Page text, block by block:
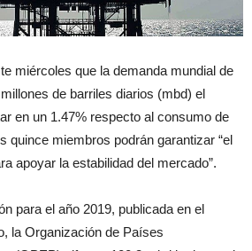
miércoles que la demanda mundial de
de barriles diarios (mbd) el
en un 1.47% respecto al consumo de
quince miembros podrán garantizar “el
apoyar la estabilidad del mercado”.
para el año 2019, publicada en el
la Organización de Países